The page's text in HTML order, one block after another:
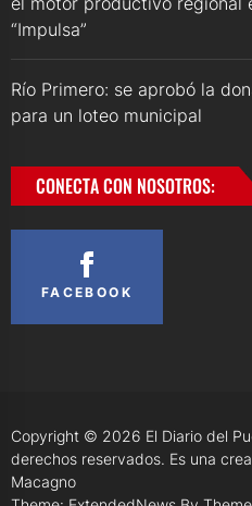
“Impulsa”
Río Primero: se aprobó la
para un loteo municipal
CONECTA CON NOSOTROS:
FACEBOOK
Copyright © 2026 El Diario del
derechos reservados. Es una
Macagno